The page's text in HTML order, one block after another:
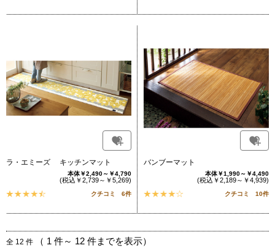
ラ・エミーズ キッチンマット
本体￥2,490～￥4,790
(税込￥2,739～￥5,269)
クチコミ 6件
バンブーマット
本体￥1,990～￥4,490
(税込￥2,189～￥4,939)
クチコミ 10件
全 12 件 （ 1 件～ 12 件までを表示）